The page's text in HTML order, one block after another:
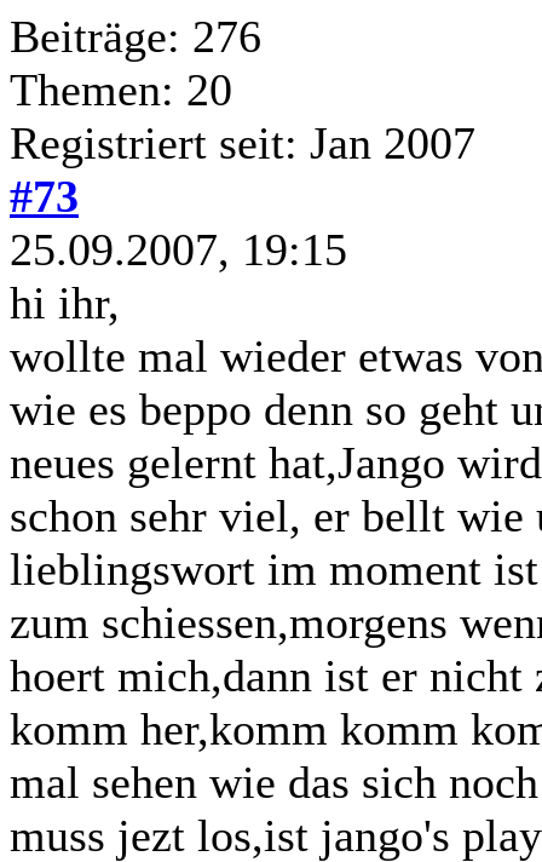
Beiträge: 276
Themen: 20
Registriert seit: Jan 2007
#73
25.09.2007, 19:15
hi ihr,
wollte mal wieder etwas
wie es beppo denn so geht
neues gelernt hat,Jango
schon sehr viel, er bellt wie
lieblingswort im moment
zum schiessen,morgens
hoert mich,dann ist er nicht
komm her,komm komm
mal sehen wie das sich
muss jezt los,ist jango's